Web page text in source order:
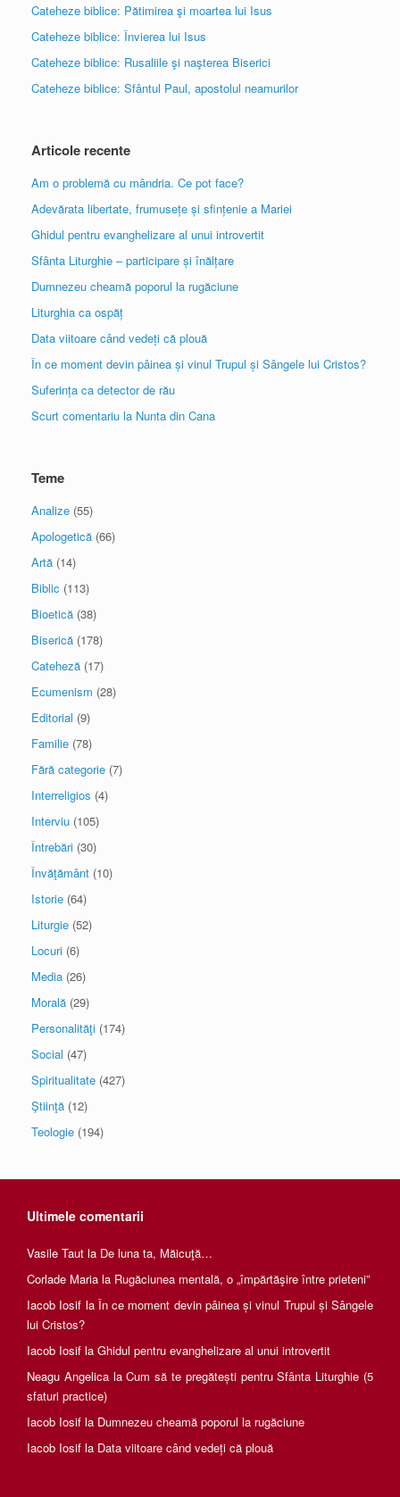
Cateheze biblice: Pătimirea şi moartea lui Isus
Cateheze biblice: Învierea lui Isus
Cateheze biblice: Rusaliile şi naşterea Biserici
Cateheze biblice: Sfântul Paul, apostolul neamurilor
Articole recente
Am o problemă cu mândria. Ce pot face?
Adevărata libertate, frumusețe și sfințenie a Mariei
Ghidul pentru evanghelizare al unui introvertit
Sfânta Liturghie – participare și înălțare
Dumnezeu cheamă poporul la rugăciune
Liturghia ca ospăț
Data viitoare când vedeți că plouă
În ce moment devin pâinea și vinul Trupul și Sângele lui Cristos?
Suferința ca detector de rău
Scurt comentariu la Nunta din Cana
Teme
Analize (55)
Apologetică (66)
Artă (14)
Biblic (113)
Bioetică (38)
Biserică (178)
Cateheză (17)
Ecumenism (28)
Editorial (9)
Familie (78)
Fără categorie (7)
Interreligios (4)
Interviu (105)
Întrebări (30)
Învăţământ (10)
Istorie (64)
Liturgie (52)
Locuri (6)
Media (26)
Morală (29)
Personalităţi (174)
Social (47)
Spiritualitate (427)
Ştiinţă (12)
Teologie (194)
Ultimele comentarii
Vasile Taut la De luna ta, Măicuţă…
Corlade Maria la Rugăciunea mentală, o „împărtăşire între prieteni”
Iacob Iosif la În ce moment devin pâinea și vinul Trupul și Sângele
lui Cristos?
Iacob Iosif la Ghidul pentru evanghelizare al unui introvertit
Neagu AngelicalaCum să te pregătești pentru Sfânta Liturghie (5
sfaturi practice)
Iacob Iosif la Dumnezeu cheamă poporul la rugăciune
Iacob Iosif la Data viitoare când vedeți că plouă